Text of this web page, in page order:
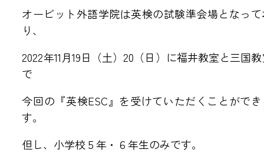
●福井教室
●三国教室
●NEWS
●英会話 お問い合わせ
オービット外語学院は英検の試験準会場となっ
り、
2022年11月19日（土）20（日）に福井教室と三国
で
今回の『英検ESC』を受けていただくことがで
す。
但し、小学校５年・６年生のみです。